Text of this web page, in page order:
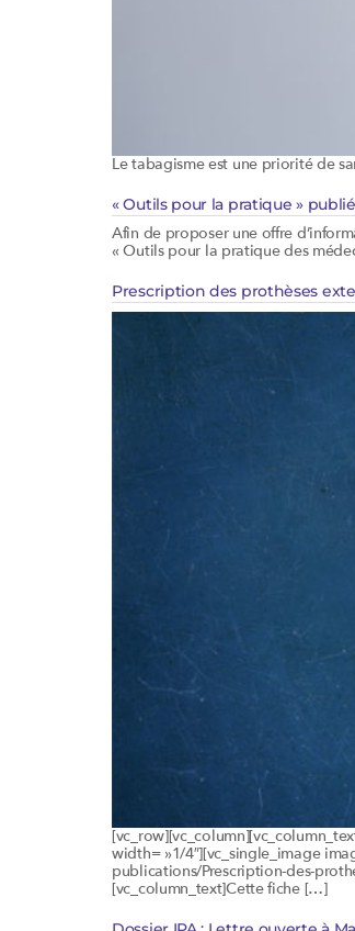
Le tabagisme est une priorité de
« Outils pour la pratique »
Afin de proposer une offre
« Outils pour la pratique des
Prescription des prothèses
width= »1/4″][vc_single_image
publications/Prescription-des-
[vc_column_text]Cette fiche […]